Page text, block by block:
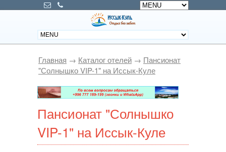
Главная → Каталог отелей → Пансионат
"Солнышко VIP-1" на Иссык-Куле
Пансионат "Солнышко
VIP-1" на Иссык-Куле